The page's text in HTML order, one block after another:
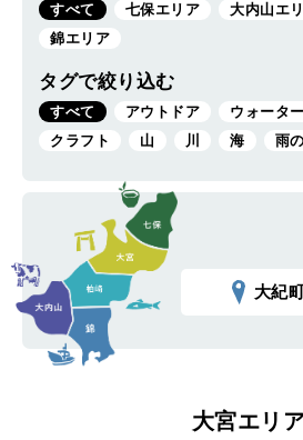
すべて 七保エリア 大内山エ
錦エリア
タグで絞り込む
すべて アウトドア
ウォータ
クラフト
山 川 海 雨
大紀
大宮エリ